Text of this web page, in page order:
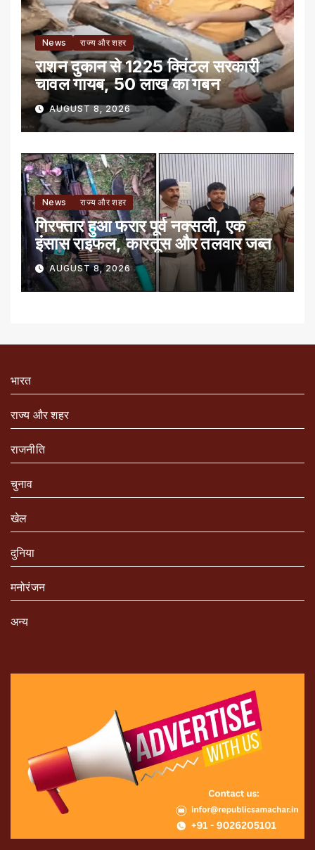
News राज्य और शहर
राशन दुकान से 1225 क्विंटल सरकारी
चावल गायब, 50 लाख का गबन
AUGUST 8, 2026
News राज्य और शहर
गिरफ्तार हुआ फरार पूर्व नक्सली, एक
इंसास राइफल, कारतूस और तलवार जब्त
AUGUST 8, 2026
भारत
राज्य और शहर
राजनीति
चुनाव
खेल
दुनिया
मनोरंजन
अन्य